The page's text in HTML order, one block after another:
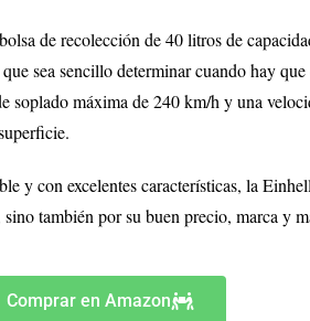
de recolección de 40 litros de
sea sencillo determinar cuando hay
máxima de 240 km/h y una
y con excelentes características, la
también por su buen precio, marca y
Comprar en Amazon